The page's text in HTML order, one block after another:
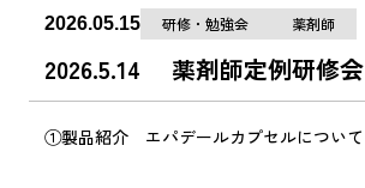
2026.05.15 研修・勉強会 薬剤師
2026.5.14 薬剤師定例研修会
①製品紹介 エパデールカプセルについて